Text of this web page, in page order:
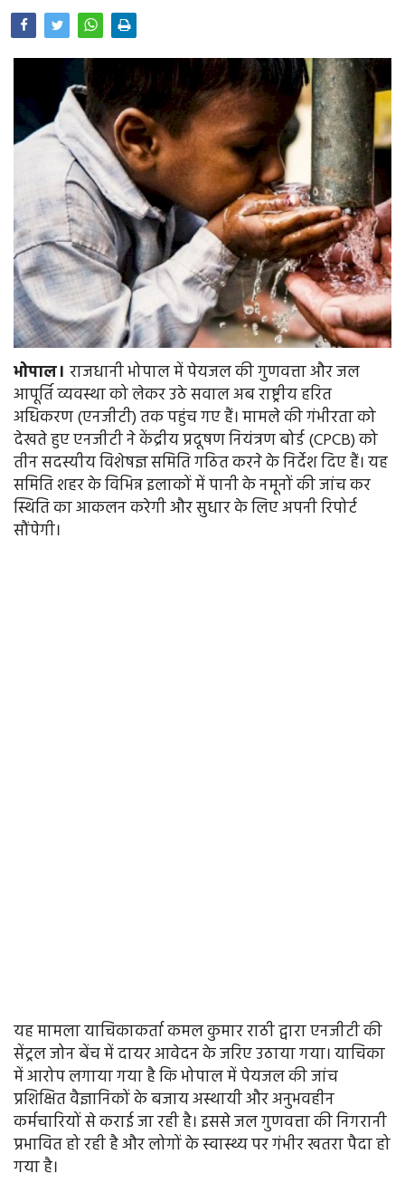
Home
भोपाल। राजधानी भोपाल में पेयजल की गुणवत्ता और जल
आपूर्ति व्यवस्था को लेकर उठे सवाल अब राष्ट्रीय हरित
अधिकरण (एनजीटी) तक पहुंच गए हैं। मामले की गंभीरता को
देखते हुए एनजीटी ने केंद्रीय प्रदूषण नियंत्रण बोर्ड (CPCB) को
तीन सदस्यीय विशेषज्ञ समिति गठित करने के निर्देश दिए हैं। यह
समिति शहर के विभिन्न इलाकों में पानी के नमूनों की जांच कर
स्थिति का आकलन करेगी और सुधार के लिए अपनी रिपोर्ट
सौंपेगी।
यह मामला याचिकाकर्ता कमल कुमार राठी द्वारा एनजीटी की
सेंट्रल जोन बेंच में दायर आवेदन के जरिए उठाया गया। याचिका
में आरोप लगाया गया है कि भोपाल में पेयजल की जांच
प्रशिक्षित वैज्ञानिकों के बजाय अस्थायी और अनुभवहीन
कर्मचारियों से कराई जा रही है। इससे जल गुणवत्ता की निगरानी
प्रभावित हो रही है और लोगों के स्वास्थ्य पर गंभीर खतरा पैदा हो
गया है।